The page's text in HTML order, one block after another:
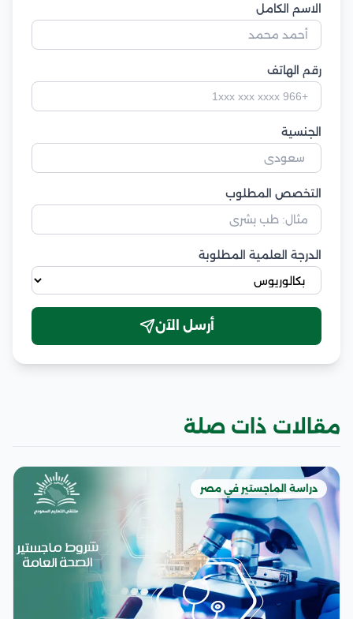
الاسم الكامل
رقم الهاتف
الجنسية
التخصص المطلوب
الدرجة العلمية المطلوبة
أرسل الآن
مقالات ذات صلة
دراسة الماجستير في مصر